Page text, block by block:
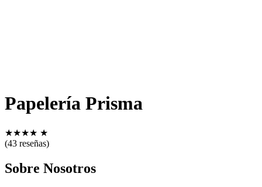
Papelería Prisma
★★★★ ★
(43 reseñas)
Sobre Nosotros